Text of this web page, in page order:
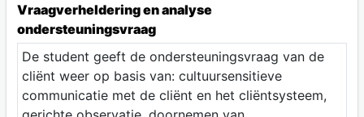
Vraagverheldering en analyse
ondersteuningsvraag
De student geeft de ondersteuningsvraag van de
cliënt weer op basis van: cultuursensitieve
communicatie met de cliënt en het cliëntsysteem,